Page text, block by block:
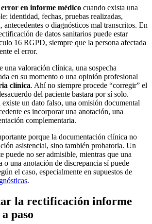
error en informe médico cuando exista una
identidad, fechas, pruebas realizadas,
antecedentes o diagnósticos mal transcritos. En
de datos sanitarios puede estar
16 RGPD, siempre que la persona afectada
el error.
una valoración clínica, una sospecha
en su momento o una opinión profesional
clínica. Ahí no siempre procede “corregir” el
del paciente bastara por sí solo.
un dato falso, una omisión documental
es incorporar una anotación, una
complementaria.
porque la documentación clínica no
asistencial, sino también probatoria. Un
puede no ser admisible, mientras que una
o una anotación de discrepancia sí puede
el caso, especialmente en supuestos de
.
la rectificación informe
paso